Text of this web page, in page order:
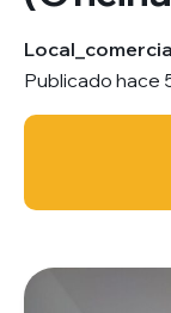
Publicado hace